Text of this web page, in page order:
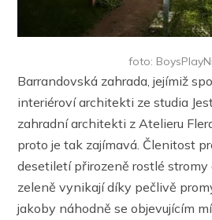
foto:
Barrandovská zahrada, jejímiž
interiéroví architekti ze studia
zahradní architekti z Atelieru
proto je tak zajímavá. Členitost
desetiletí přirozeně rostlé
zeleně vynikají díky pečlivě
jakoby náhodně se objevujícím